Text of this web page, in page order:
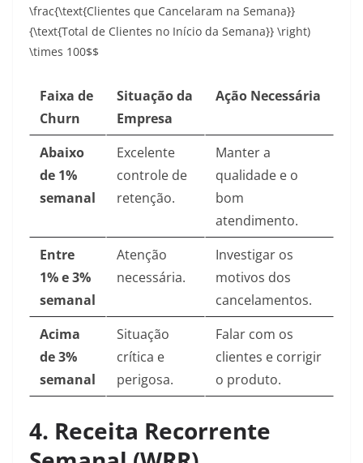
\frac{\text{Clientes que Cancelaram na Semana}}
{\text{Total de Clientes no Início da Semana}} \right)
\times 100$$
Faixa de
Churn
Situação da
Empresa
Ação Necessária
Abaixo
de 1%
semanal
Excelente
controle de
retenção.
Manter a
qualidade e o
bom
atendimento.
Entre
1% e 3%
semanal
Atenção
necessária.
Investigar os
motivos dos
cancelamentos.
Acima
de 3%
semanal
Situação
crítica e
perigosa.
Falar com os
clientes e corrigir
o produto.
4. Receita Recorrente